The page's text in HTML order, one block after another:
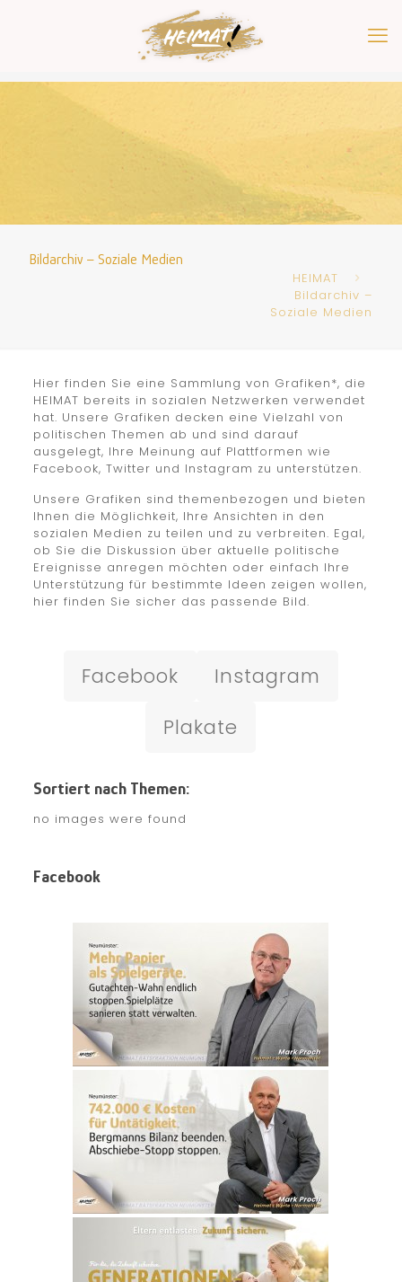
Bildarchiv – Soziale Medien
HEIMAT
Bildarchiv –
Soziale Medien
Hier finden Sie eine Sammlung von Grafiken*, die
HEIMAT bereits in sozialen Netzwerken verwendet
hat. Unsere Grafiken decken eine Vielzahl von
politischen Themen ab und sind darauf
ausgelegt, Ihre Meinung auf Plattformen wie
Facebook, Twitter und Instagram zu unterstützen.
Unsere Grafiken sind themenbezogen und bieten
Ihnen die Möglichkeit, Ihre Ansichten in den
sozialen Medien zu teilen und zu verbreiten. Egal,
ob Sie die Diskussion über aktuelle politische
Ereignisse anregen möchten oder einfach Ihre
Unterstützung für bestimmte Ideen zeigen wollen,
hier finden Sie sicher das passende Bild.
Facebook
Instagram
Plakate
Sortiert nach Themen:
no images were found
Facebook